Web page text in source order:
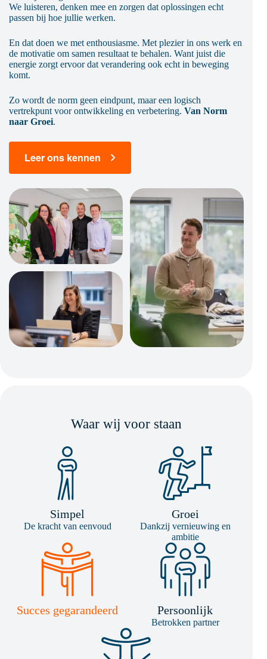
We luisteren, denken mee en zorgen dat oplossingen echt
passen bij hoe jullie werken.
En dat doen we met enthousiasme. Met plezier in ons werk en
de motivatie om samen resultaat te behalen. Want juist die
energie zorgt ervoor dat verandering ook echt in beweging
komt.
Zo wordt de norm geen eindpunt, maar een logisch
vertrekpunt voor ontwikkeling en verbetering. Van Norm
naar Groei.
Leer ons kennen
Waar wij voor staan
Simpel
De kracht van eenvoud
Groei
Dankzij vernieuwing en
ambitie
Succes gegarandeerd Persoonlijk
Betrokken partner